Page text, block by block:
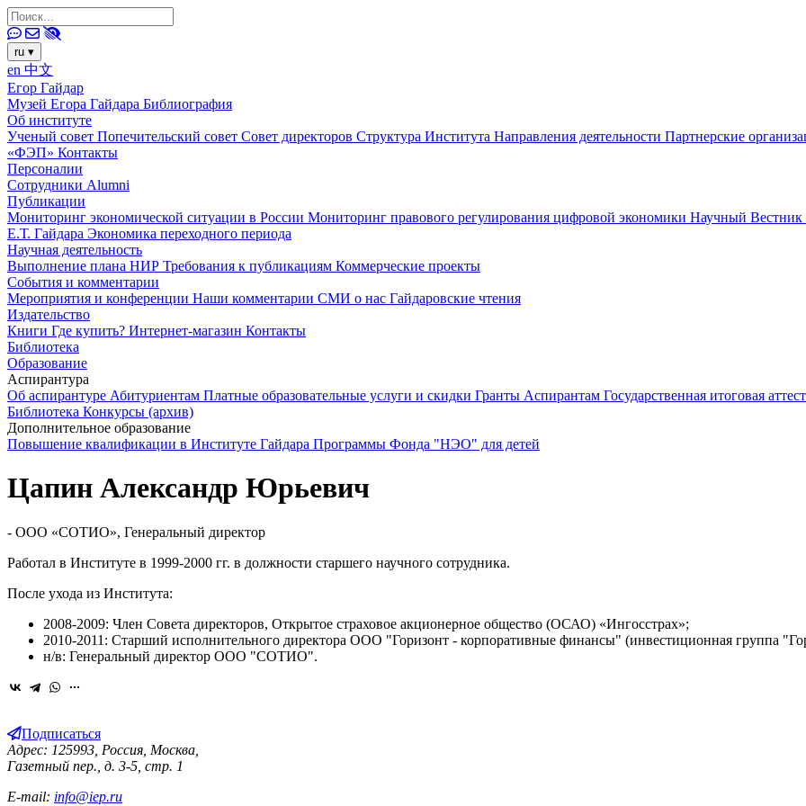
ru ▾
en 中文
Егор Гайдар
Музей Егора Гайдара Библиография
Об институте
Ученый совет Попечительский совет Совет директоров Структура Института Направления деятельности Партнерские
«ФЭП» Контакты
Персоналии
Сотрудники Alumni
Публикации
Мониторинг экономической ситуации в России Мониторинг правового регулирования цифровой экономики Научный
Е.Т. Гайдара Экономика переходного периода
Научная деятельность
Выполнение плана НИР Требования к публикациям Коммерческие проекты
События и комментарии
Мероприятия и конференции Наши комментарии СМИ о нас Гайдаровские чтения
Издательство
Книги Где купить? Интернет-магазин Контакты
Библиотека
Образование
Аспирантура
Об аспирантуре Абитуриентам Платные образовательные услуги и скидки Гранты Аспирантам Государственная итоговая
Библиотека Конкурсы (архив)
Дополнительное образование
Повышение квалификации в Институте Гайдара Программы Фонда "НЭО" для детей
Цапин Александр Юрьевич
- OOO «СОТИО», Генеральный директор
Работал в Институте в 1999-2000 гг. в должности старшего научного сотрудника.
После ухода из Института:
2008-2009: Член Совета директоров, Открытое страховое акционерное общество (ОСАО) «Ингосстрах»;
2010-2011: Старший исполнительного директора ООО "Горизонт - корпоративные финансы" (инвестиционная группа
н/в: Генеральный директор ООО "СОТИО".
Подписаться
Адрес: 125993, Россия, Москва,
Газетный пер., д. 3-5, стр. 1
E-mail: info@iep.ru